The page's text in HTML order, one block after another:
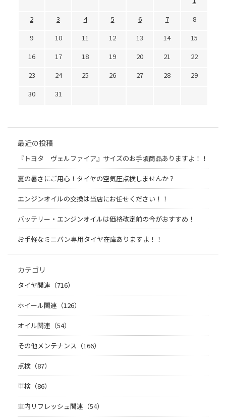
2
3 4 5 6 7
8
9
10 11 12 13 14
15
16
17 18 19 20 21
22
23
24 25 26 27 28
29
30
31
最近の投稿
『トヨタ ヴェルファイア』サイズのお手頃商品ありますよ！！
夏の暑さにご用心！タイヤの空気圧点検しませんか？
エンジンオイルの交換は当店にお任せください！！
バッテリー・エンジンオイルは価格改定前の今がおすすめ！
お手軽なミニバン専用タイヤ在庫ありますよ！！
カテゴリ
タイヤ関連（716）
ホイール関連（126）
オイル関連（54）
その他メンテナンス（166）
点検（87）
車検（86）
車内リフレッシュ関連（54）